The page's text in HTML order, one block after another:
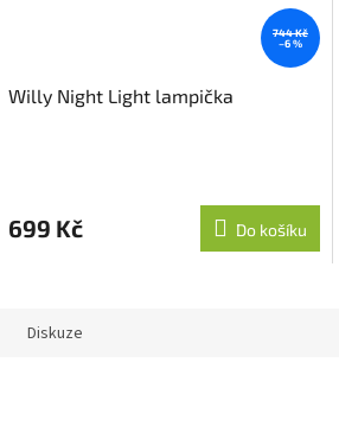
744 Kč
–6 %
Willy Night Light lampička
699 Kč Do košíku
Diskuze